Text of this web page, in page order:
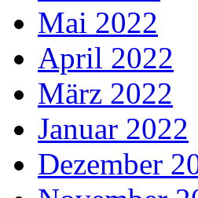
Mai 2022
April 2022
März 2022
Januar 2022
Dezember